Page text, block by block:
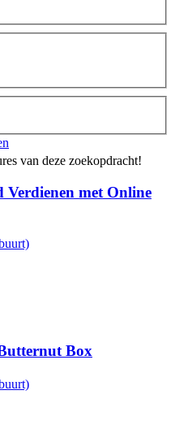
van deze zoekopdracht!
Verdienen met Online
Box